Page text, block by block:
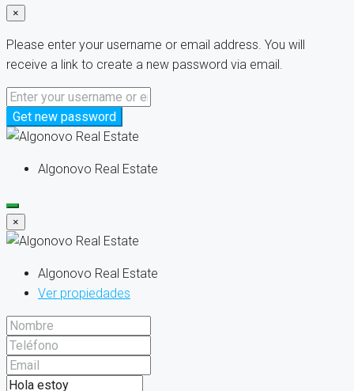
×
Please enter your username or email address. You will
receive a link to create a new password via email.
Get new password
Algonovo Real Estate
×
Algonovo Real Estate
Ver propiedades